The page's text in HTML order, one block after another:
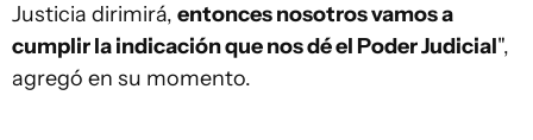
Justicia dirimirá, entonces nosotros vamos a
cumplir la indicación que nos dé el Poder Judicial",
agregó en su momento.